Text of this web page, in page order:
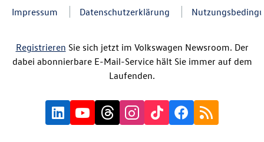
Impressum Datenschutzerklärung
Registrieren Sie sich jetzt im Volkswagen Newsroom. Der
dabei abonnierbare E-Mail-Service hält Sie immer auf dem
Laufenden.